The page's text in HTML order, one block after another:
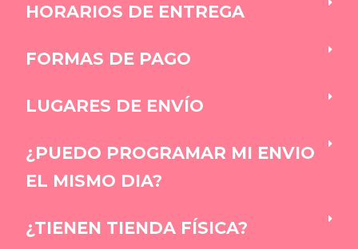
HORARIOS DE ENTREGA
FORMAS DE PAGO
LUGARES DE ENVÍO
¿PUEDO PROGRAMAR MI ENVIO
EL MISMO DIA?
¿TIENEN TIENDA FÍSICA?